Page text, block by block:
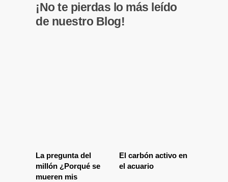
¡No te pierdas lo más leído
de nuestro Blog!
La pregunta del
millón ¿Porqué se
mueren mis
El carbón activo en
el acuario